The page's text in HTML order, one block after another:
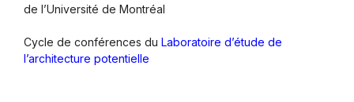
de l’Université de Montréal
Cycle de conférences du Laboratoire d’étude de
l’architecture potentielle